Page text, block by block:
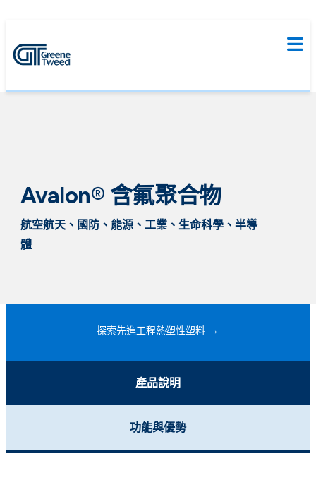
Avalon® 含氟聚合物
航空航天、國防、能源、工業、生命科學、半導
體
探索先進工程熱塑性塑料
產品說明
功能與優勢